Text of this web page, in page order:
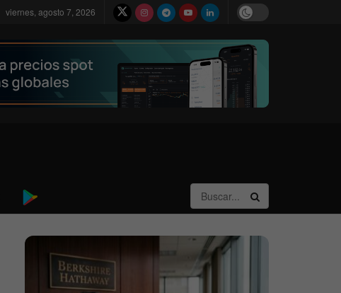
viernes, agosto 7, 2026